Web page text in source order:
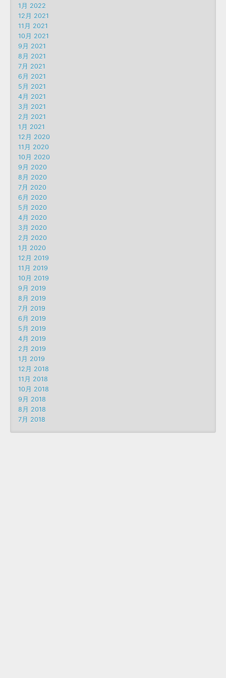
1月 2022
12月 2021
11月 2021
10月 2021
9月 2021
8月 2021
7月 2021
6月 2021
5月 2021
4月 2021
3月 2021
2月 2021
1月 2021
12月 2020
11月 2020
10月 2020
9月 2020
8月 2020
7月 2020
6月 2020
5月 2020
4月 2020
3月 2020
2月 2020
1月 2020
12月 2019
11月 2019
10月 2019
9月 2019
8月 2019
7月 2019
6月 2019
5月 2019
4月 2019
2月 2019
1月 2019
12月 2018
11月 2018
10月 2018
9月 2018
8月 2018
7月 2018